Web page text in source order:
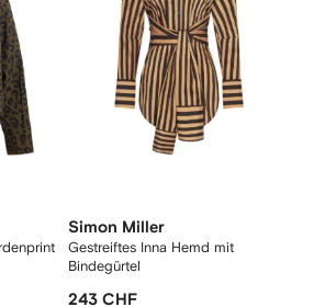
Simon Miller
Gestreiftes Inna Hemd mit
Bindegürtel
243 CHF